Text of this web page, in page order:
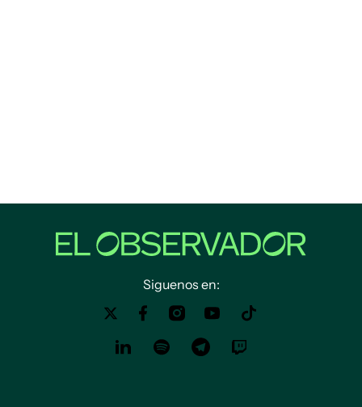
Siguenos en: